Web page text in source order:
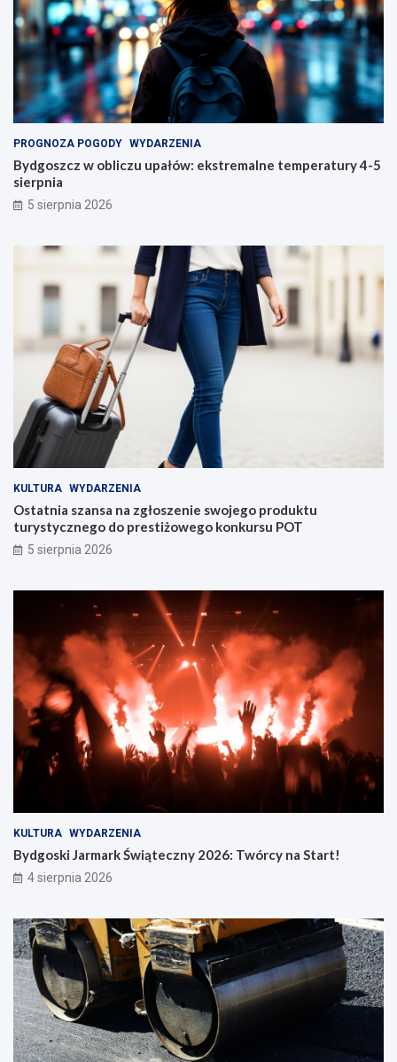
PROGNOZA POGODY WYDARZENIA
Bydgoszcz w obliczu upałów: ekstremalne temperatury 4-5
sierpnia
5 sierpnia 2026
KULTURA WYDARZENIA
Ostatnia szansa na zgłoszenie swojego produktu
turystycznego do prestiżowego konkursu POT
5 sierpnia 2026
KULTURA WYDARZENIA
Bydgoski Jarmark Świąteczny 2026: Twórcy na Start!
4 sierpnia 2026